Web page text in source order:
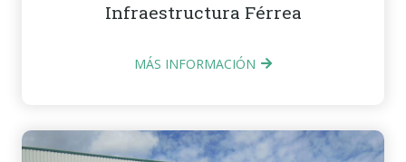
Infraestructura Férrea
MÁS INFORMACIÓN